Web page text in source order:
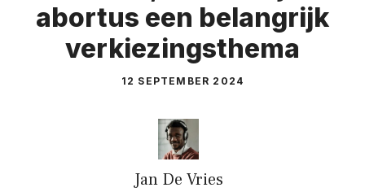
abortus een belangrijk
verkiezingsthema
12 SEPTEMBER 2024
Jan De Vries